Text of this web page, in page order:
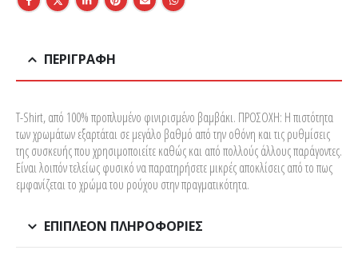
ΠΕΡΙΓΡΑΦΉ
T-Shirt, από 100% προπλυμένο φινιρισμένο βαμβάκι. ΠΡΟΣΟΧΗ: Η πιστότητα
των χρωμάτων εξαρτάται σε μεγάλο βαθμό από την οθόνη και τις ρυθμίσεις
της συσκευής που χρησιμοποιείτε καθώς και από πολλούς άλλους παράγοντες.
Είναι λοιπόν τελείως φυσικό να παρατηρήσετε μικρές αποκλίσεις από το πως
εμφανίζεται το χρώμα του ρούχου στην πραγματικότητα.
ΕΠΙΠΛΈΟΝ ΠΛΗΡΟΦΟΡΊΕΣ